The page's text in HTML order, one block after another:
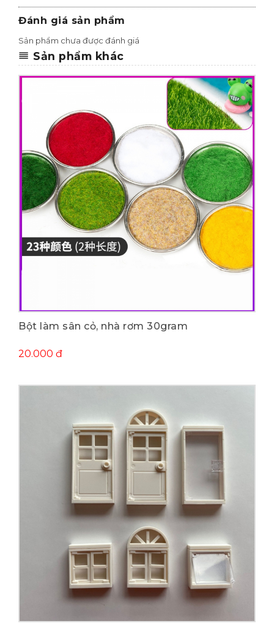
Đánh giá sản phẩm
Sản phẩm chưa được đánh giá
Sản phẩm khác
Mua ngay
Bột làm sân cỏ, nhà rơm 30gram
20.000 đ